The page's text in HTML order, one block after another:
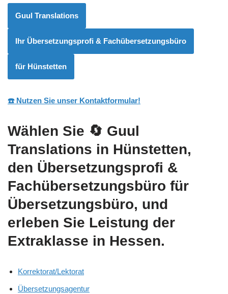
Guul Translations
Ihr Übersetzungsprofi & Fachübersetzungsbüro
für Hünstetten
☎️ Nutzen Sie unser Kontaktformular!
Wählen Sie 🔄 Guul
Translations in Hünstetten,
den Übersetzungsprofi &
Fachübersetzungsbüro für
Übersetzungsbüro, und
erleben Sie Leistung der
Extraklasse in Hessen.
Korrektorat/Lektorat
Übersetzungsagentur